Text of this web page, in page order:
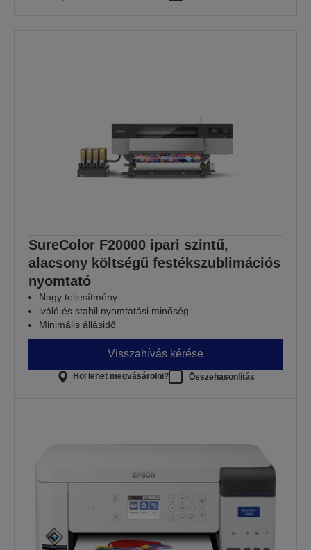
SureColor F20000 ipari szintű,
alacsony költségű festékszublimációs
nyomtató
Nagy teljesítmény
iváló és stabil nyomtatási minőség
Minimális állásidő
Visszahívás kérése
Hol lehet megvásárolni? Összehasonlítás